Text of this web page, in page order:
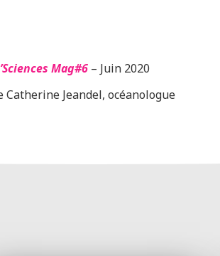
Mag#6 – Juin 2020
Catherine Jeandel, océanologue